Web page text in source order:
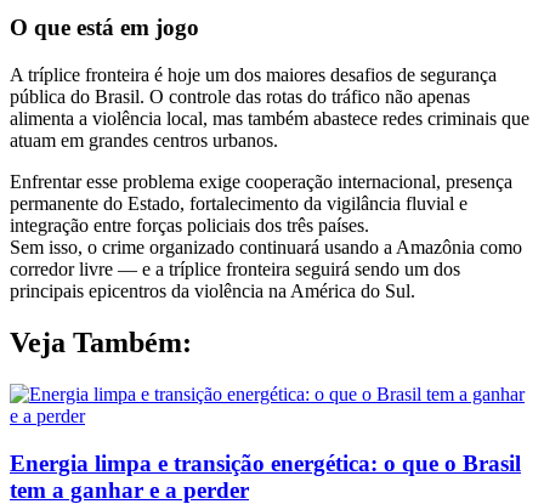
O que está em jogo
A tríplice fronteira é hoje um dos maiores desafios de segurança
pública do Brasil. O controle das rotas do tráfico não apenas
alimenta a violência local, mas também abastece redes criminais que
atuam em grandes centros urbanos.
Enfrentar esse problema exige cooperação internacional, presença
permanente do Estado, fortalecimento da vigilância fluvial e
integração entre forças policiais dos três países.
Sem isso, o crime organizado continuará usando a Amazônia como
corredor livre — e a tríplice fronteira seguirá sendo um dos
principais epicentros da violência na América do Sul.
Veja Também:
Energia limpa e transição energética: o que o Brasil
tem a ganhar e a perder